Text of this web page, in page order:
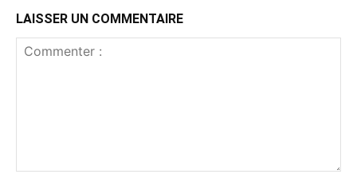
LAISSER UN COMMENTAIRE